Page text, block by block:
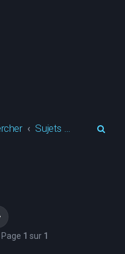
Sujets actifs
Recherche avancée
1 sur 1